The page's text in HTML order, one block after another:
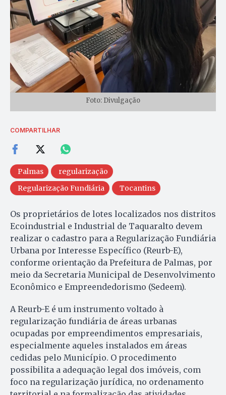
Foto: Divulgação
COMPARTILHAR
Palmas
regularização
Regularização Fundiária
Tocantins
Os proprietários de lotes localizados nos distritos
Ecoindustrial e Industrial de Taquaralto devem
realizar o cadastro para a Regularização Fundiária
Urbana por Interesse Específico (Reurb-E),
conforme orientação da Prefeitura de Palmas, por
meio da Secretaria Municipal de Desenvolvimento
Econômico e Empreendedorismo (Sedeem).
A Reurb-E é um instrumento voltado à
regularização fundiária de áreas urbanas
ocupadas por empreendimentos empresariais,
especialmente aqueles instalados em áreas
cedidas pelo Município. O procedimento
possibilita a adequação legal dos imóveis, com
foco na regularização jurídica, no ordenamento